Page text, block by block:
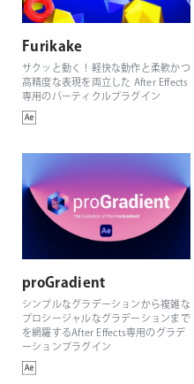
Furikake
サクッと動く！軽快な動作と柔軟かつ
高精度な表現を両立した After Effects
専用のパーティクルプラグイン
proGradient
シンプルなグラデーションから複雑な
プロシージャルなグラデーションまで
を網羅するAfter Effects専用のグラデ
ーションプラグイン